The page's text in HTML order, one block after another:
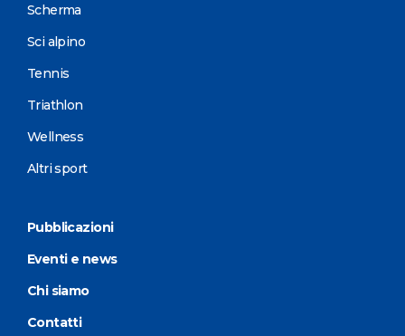
Scherma
Sci alpino
Tennis
Triathlon
Wellness
Altri sport
Pubblicazioni
Eventi e news
Chi siamo
Contatti